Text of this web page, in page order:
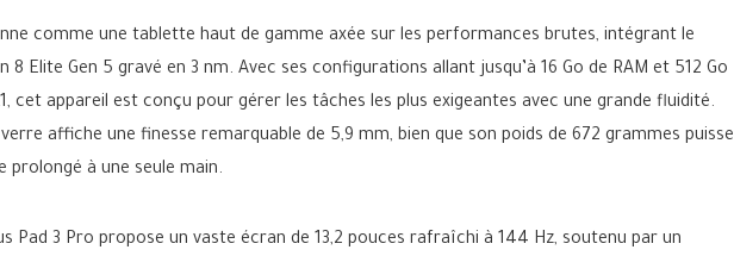
comme une tablette haut de gamme axée sur les performances brutes, intégrant le
8 Elite Gen 5 gravé en 3 nm. Avec ses configurations allant jusqu’à 16 Go de RAM et 512 Go
cet appareil est conçu pour gérer les tâches les plus exigeantes avec une grande fluidité.
affiche une finesse remarquable de 5,9 mm, bien que son poids de 672 grammes puisse
prolongé à une seule main.
Pad 3 Pro propose un vaste écran de 13,2 pouces rafraîchi à 144 Hz, soutenu par un